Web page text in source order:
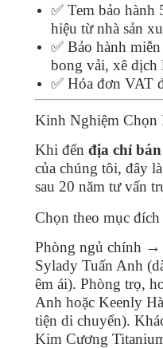
✅ Tem bảo
hiệu từ nhà sản
✅ Bảo hành
bong vải, xê dịch
✅ Hóa đơn VAT
Kinh Nghiệm Chọn
Khi đến địa chỉ
của chúng tôi, đây
sau 20 năm tư vấn
Chọn theo mục đích
Phòng ngủ chính →
Sylady Tuấn Anh
êm ái). Phòng trọ,
Anh hoặc Keenly
tiện di chuyển).
Kim Cương